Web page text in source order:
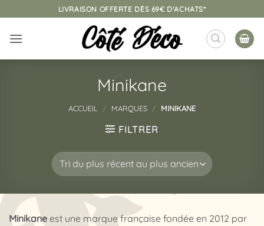
au
contenu
LIVRAISON OFFERTE DÈS 69€ D'ACHATS*
Minikane
ACCUEIL / MARQUES / MINIKANE
FILTRER
Minikane est une marque française fondée en 2012 par